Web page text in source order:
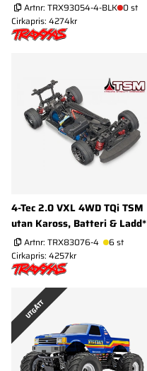
Artnr: TRX93054-4-BLK 0 st
Cirkapris: 4274kr
4-Tec 2.0 VXL 4WD TQi TSM
utan Kaross, Batteri & Ladd*
Artnr: TRX83076-4
6 st
Cirkapris: 4257kr
UTGÅTT